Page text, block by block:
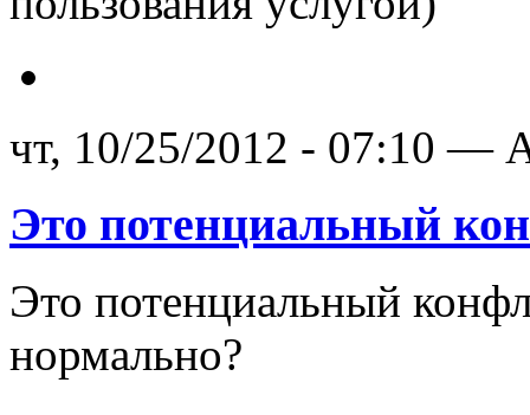
чт, 10/25/2012 - 07:10 —
Это потенциальный
Это потенциальный
нормально?